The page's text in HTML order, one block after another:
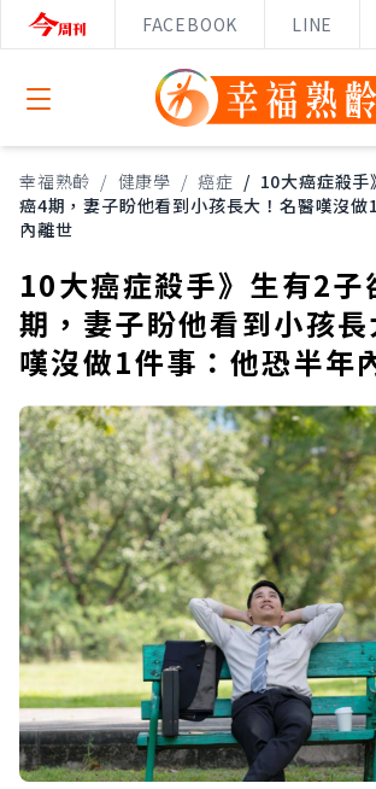
FACEBOOK LINE
Open menu
幸福熟齡 / 健康學 / 癌症 / 10大癌症殺
癌4期，妻子盼他看到小孩長大！名醫嘆沒做
內離世
10大癌症殺手》生有2子
期，妻子盼他看到小孩
嘆沒做1件事：他恐半年